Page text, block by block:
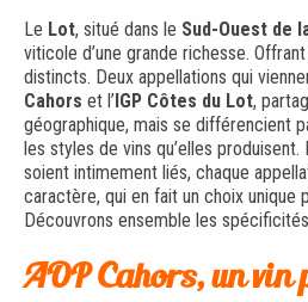
Le Lot, situé dans le Sud-Ouest de
viticole d’une grande richesse.
distincts. Deux appellations qui
Cahors et l’IGP Côtes du Lot,
géographique, mais se différencient
les styles de vins qu’elles
soient intimement liés, chaque
caractère, qui en fait un choix unique
Découvrons ensemble les
AOP Cahors, un vin